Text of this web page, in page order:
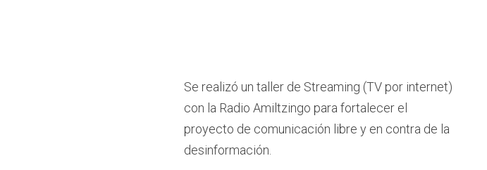
Se realizó un taller de Streaming (TV por internet)
con la Radio Amiltzingo para fortalecer el
proyecto de comunicación libre y en contra de la
desinformación.